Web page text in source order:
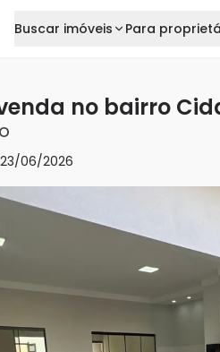
Buscar imóveis Para
no bairro
23/06/2026